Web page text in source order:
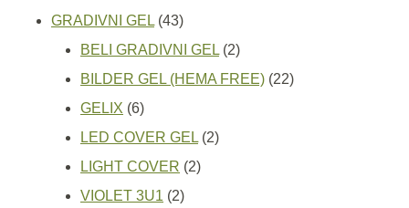
GRADIVNI GEL 4343
proizvoda
BELI GRADIVNI GEL 22
proizvoda
BILDER GEL (HEMA FREE) 2222
GELIX 66
proizvoda
LED COVER GEL 22
LIGHT COVER 22
VIOLET 3U1 22